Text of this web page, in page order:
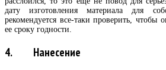
дату изготовления материала для
рекомендуется все-таки проверить, чтобы
ее сроку годности.
4. Нанесение